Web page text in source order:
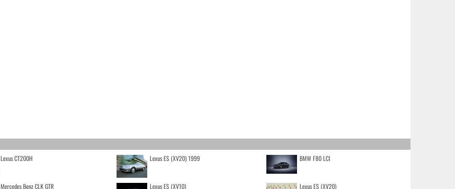
Lexus CT200H Lexus ES (XV20) 1999 BMW F80 LCI
Mercedes Benz CLK GTR Lexus ES (XV10) Lexus ES (XV20)